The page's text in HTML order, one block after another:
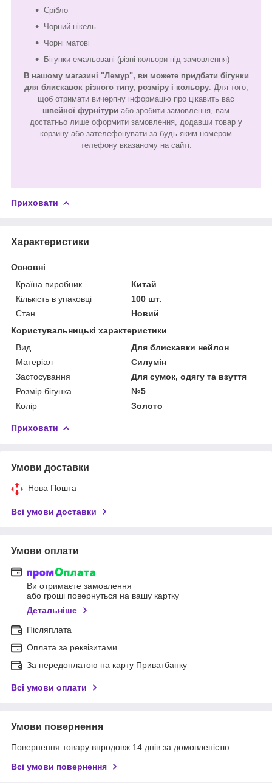
Срібло
Чорний нікель
Чорні матові
Бігунки емальовані (різні кольори під замовлення)
В нашому магазині "Лемур", ви можете придбати бігунки
для блискавок різного типу, розміру і кольору. Для того,
щоб отримати вичерпну інформацію про цікавить вас
швейної фурнітури або зробити замовлення, вам
достатньо лише оформити замовлення, додавши товар у
корзину або зателефонувати за будь-яким номером
телефону вказаному на сайті.
Приховати
Характеристики
Основні
Країна виробник
Китай
Кількість в упаковці
100 шт.
Стан
Новий
Користувальницькі характеристики
Вид
Для блискавки нейлон
Матеріал
Силумін
Застосування
Для сумок, одягу та взуття
Розмір бігунка
№5
Колір
Золото
Приховати
Умови доставки
Нова Пошта
Всі умови доставки
Умови оплати
Ви отримаєте замовлення
або гроші повернуться на вашу картку
Детальніше
Післяплата
Оплата за реквізитами
За передоплатою на карту Приватбанку
Всі умови оплати
Умови повернення
Повернення товару впродовж 14 днів за домовленістю
Всі умови повернення